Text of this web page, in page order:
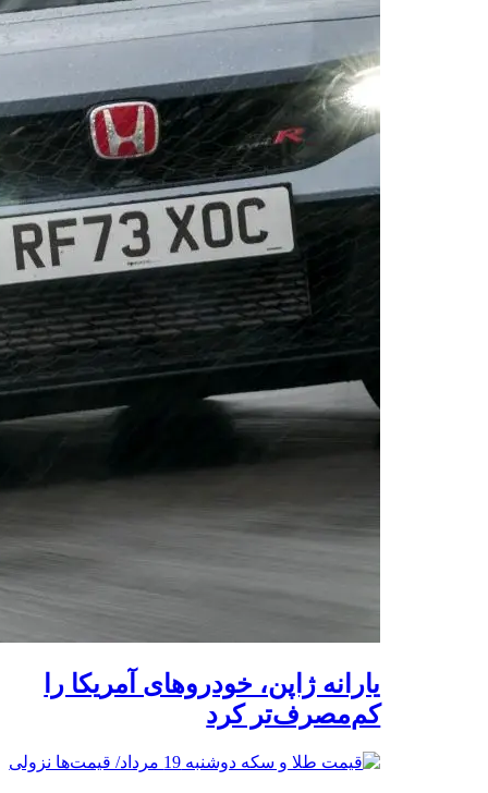
یارانه ژاپن، خودروهای آمریکا را
کم‌مصرف‌تر کرد